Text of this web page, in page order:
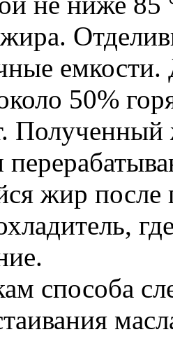
жира.
емкости.
50%
Полученный
жир после
способа